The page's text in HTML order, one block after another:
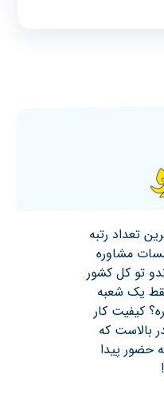
تعداد رتبه
مشاوره
تو کل کشور
یک شعبه
کیفیت کار
بالاست که
حضور پیدا